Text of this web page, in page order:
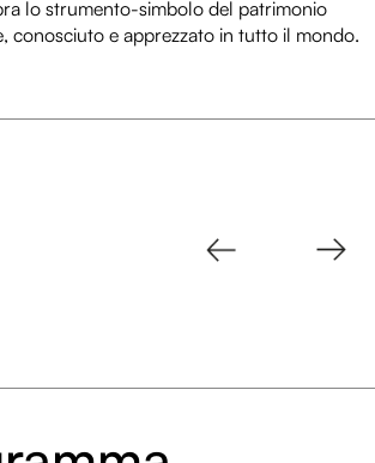
lo strumento-simbolo del patrimonio
conosciuto e apprezzato in tutto il mondo.